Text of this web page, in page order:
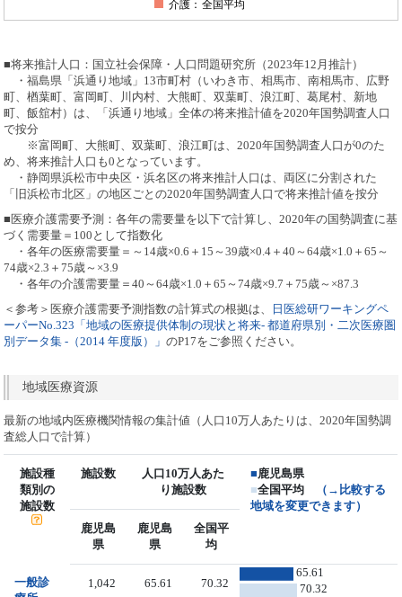
介護：全国平均
■将来推計人口：国立社会保障・人口問題研究所（2023年12月推計）
・福島県「浜通り地域」13市町村（いわき市、相馬市、南相馬市、広野
町、楢葉町、富岡町、川内村、大熊町、双葉町、浪江町、葛尾村、新地
町、飯舘村）は、「浜通り地域」全体の将来推計値を2020年国勢調査人口
で按分
※富岡町、大熊町、双葉町、浪江町は、2020年国勢調査人口が0のた
め、将来推計人口も0となっています。
・静岡県浜松市中央区・浜名区の将来推計人口は、両区に分割された
「旧浜松市北区」の地区ごとの2020年国勢調査人口で将来推計値を按分
■医療介護需要予測：各年の需要量を以下で計算し、2020年の国勢調査に基
づく需要量＝100として指数化
・各年の医療需要量＝～14歳×0.6＋15～39歳×0.4＋40～64歳×1.0＋65～
74歳×2.3＋75歳～×3.9
・各年の介護需要量＝40～64歳×1.0＋65～74歳×9.7＋75歳～×87.3
＜参考＞医療介護需要予測指数の計算式の根拠は、
日医総研ワーキングペ
ーパーNo.323「地域の医療提供体制の現状と将来- 都道府県別・二次医療圏
別データ集 -（2014 年度版）」のP17をご参照ください。
地域医療資源
最新の地域内医療機関情報の集計値（人口10万人あたりは、2020年国勢調
査総人口で計算）
施設種
類別の
施設数
施設数
人口10万人あた
り施設数
■鹿児島県
■全国平均
（→比較する
地域を変更できます）
鹿児島
県
鹿児島
県
全国平
均
一般診
1,042 65.61 70.32
65.61
70.32